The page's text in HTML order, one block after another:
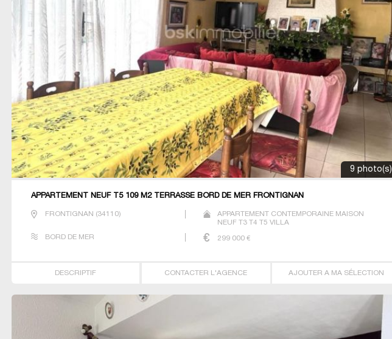
9 photo(s)
APPARTEMENT NEUF T5 109 M2 TERRASSE BORD DE MER FRONTIGNAN
FRONTIGNAN (34110)
APPARTEMENT CONTEMPORAINE MAISON
NEUF T3 T4 T5 VILLA
BORD DE MER 299 000€
DESCRIPTIF CONTACTER L'AGENCE AJOUTER A MA SÉLECTION